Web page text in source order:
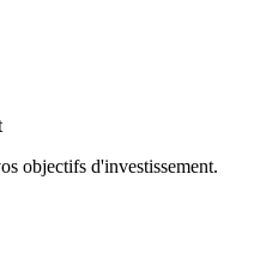
objectifs d'investissement.